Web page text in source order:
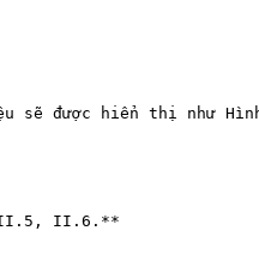
sẽ được hiển thị như